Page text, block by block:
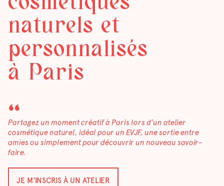
naturels et
personnalisés
à Paris
Partagez un moment créatif à Paris lors d’un atelier
cosmétique naturel, idéal pour un EVJF, une sortie entre
amies ou simplement pour découvrir un nouveau savoir-
faire.
JE M'INSCRIS À UN ATELIER